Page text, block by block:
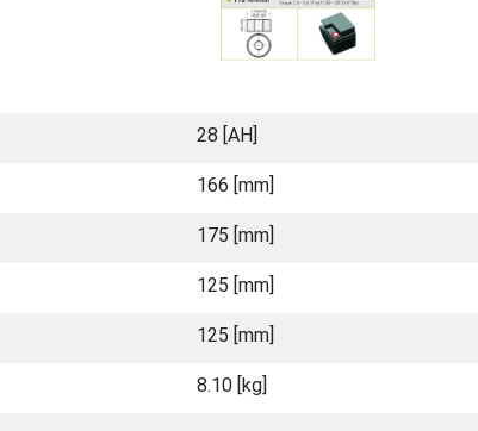
28 [ΑΗ]
166 [mm]
175 [mm]
125 [mm]
125 [mm]
8.10 [kg]